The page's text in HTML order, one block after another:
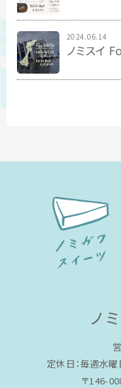
2024.06.14
ノミスイ
ノ
定休日：毎週水
〒146-